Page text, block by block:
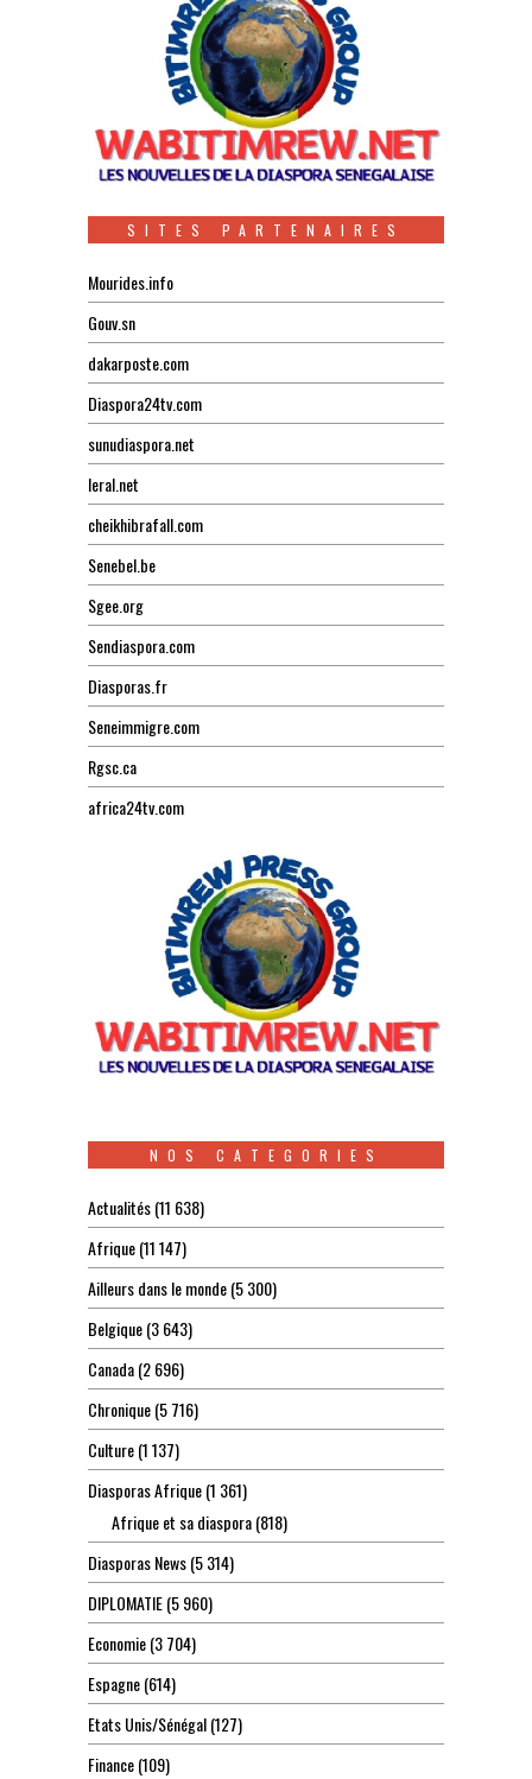
SITES PARTENAIRES
Mourides.info
Gouv.sn
dakarposte.com
Diaspora24tv.com
sunudiaspora.net
leral.net
cheikhibrafall.com
Senebel.be
Sgee.org
Sendiaspora.com
Diasporas.fr
Seneimmigre.com
Rgsc.ca
africa24tv.com
NOS CATEGORIES
Actualités(11 638)
Afrique(11 147)
Ailleurs dans le monde(5 300)
Belgique(3 643)
Canada(2 696)
Chronique(5 716)
Culture(1 137)
Diasporas Afrique(1 361)
Afrique et sa diaspora(818)
Diasporas News(5 314)
DIPLOMATIE(5 960)
Economie(3 704)
Espagne(614)
Etats Unis/Sénégal(127)
Finance(109)